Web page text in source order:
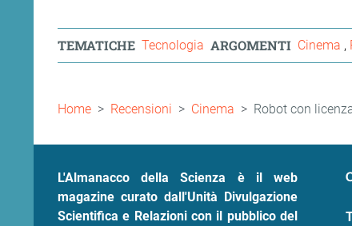
TEMATICHE Tecnologia ARGOMENTI Cinema
Briciole
Home Recensioni Cinema Robot con
L'Almanacco della Scienza è il web
magazine curato dall'Unità Divulgazione
Scientifica e Relazioni con il pubblico del